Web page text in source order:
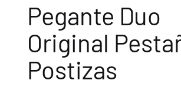
Pegante Duo
Original
Postizas